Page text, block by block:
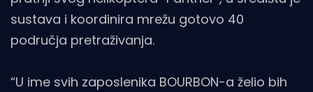
sustava i koordinira mrežu gotovo 40
područja pretraživanja.
“U ime svih zaposlenika BOURBON-a želio bih